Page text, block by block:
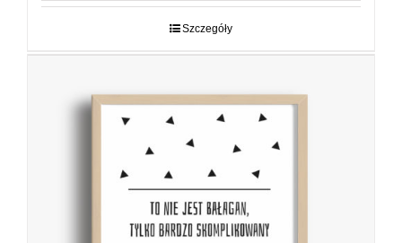
29,00 zł
Szczegóły